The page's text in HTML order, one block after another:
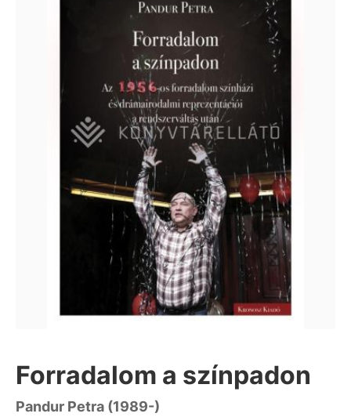
Forradalom a színpadon
Pandur Petra (1989-)